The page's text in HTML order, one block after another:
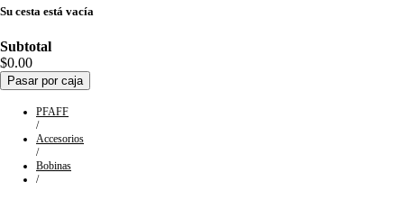
Su cesta está vacía
Subtotal
$0.00
Pasar por caja
PFAFF
/
Accesorios
/
Bobinas
/